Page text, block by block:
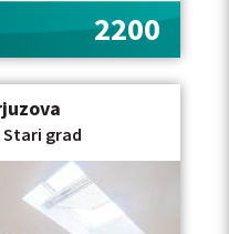
je renoviran
Opremljen je ugradnim
sa belom tehnikom,
U cenu zakupa
predstavlja značajnu
kako za život
prostor. Depozit
Uknjižen na 144m2,
nekretnine
Izdavanje
naknada je u
Posrednika
2200
Stari grad